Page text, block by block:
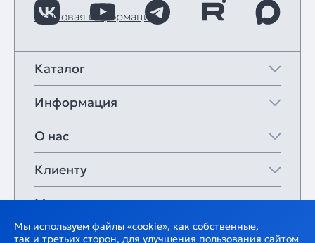
Правовая информация
Каталог
Информация
О нас
Клиенту
Мои закладки
Мы используем файлы «cookie», как собственные,
так и третьих сторон, для улучшения пользования сайтом